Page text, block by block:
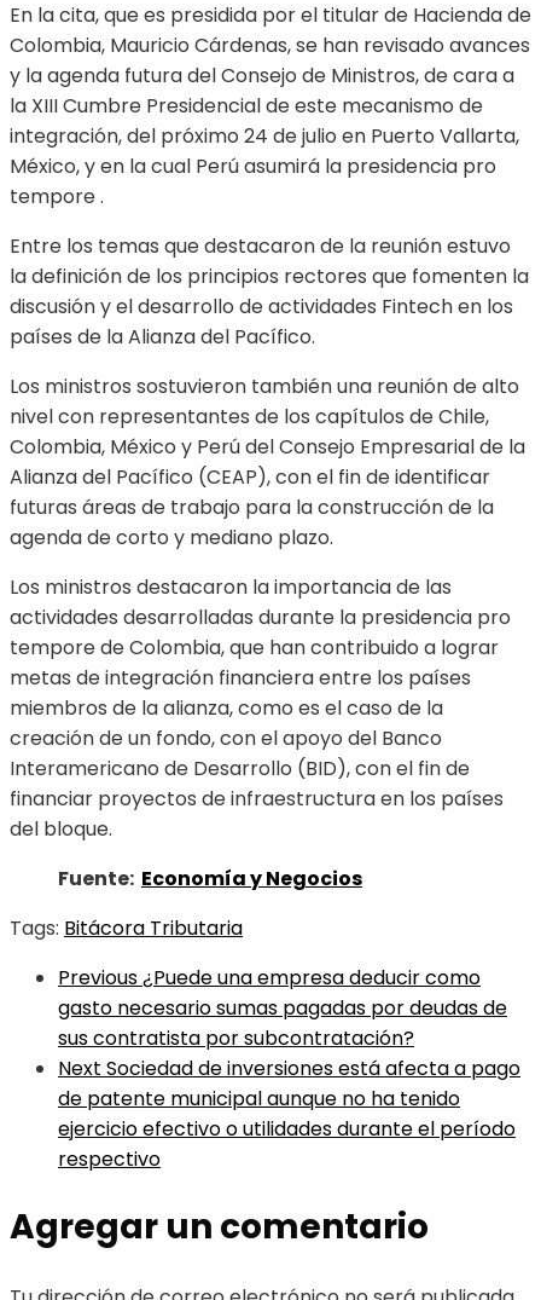
En la cita, que es presidida por el titular de Hacienda de
Colombia, Mauricio Cárdenas, se han revisado avances
y la agenda futura del Consejo de Ministros, de cara a
la XIII Cumbre Presidencial de este mecanismo de
integración, del próximo 24 de julio en Puerto Vallarta,
México, y en la cual Perú asumirá la presidencia pro
tempore .
Entre los temas que destacaron de la reunión estuvo
la definición de los principios rectores que fomenten la
discusión y el desarrollo de actividades Fintech en los
países de la Alianza del Pacífico.
Los ministros sostuvieron también una reunión de alto
nivel con representantes de los capítulos de Chile,
Colombia, México y Perú del Consejo Empresarial de la
Alianza del Pacífico (CEAP), con el fin de identificar
futuras áreas de trabajo para la construcción de la
agenda de corto y mediano plazo.
Los ministros destacaron la importancia de las
actividades desarrolladas durante la presidencia pro
tempore de Colombia, que han contribuido a lograr
metas de integración financiera entre los países
miembros de la alianza, como es el caso de la
creación de un fondo, con el apoyo del Banco
Interamericano de Desarrollo (BID), con el fin de
financiar proyectos de infraestructura en los países
del bloque.
Fuente: Economía y Negocios
Tags: Bitácora Tributaria
Previous¿Puede una empresa deducir como
gasto necesario sumas pagadas por deudas de
sus contratista por subcontratación?
Next Sociedad de inversiones está afecta a pago
de patente municipal aunque no ha tenido
ejercicio efectivo o utilidades durante el período
respectivo
Agregar un comentario